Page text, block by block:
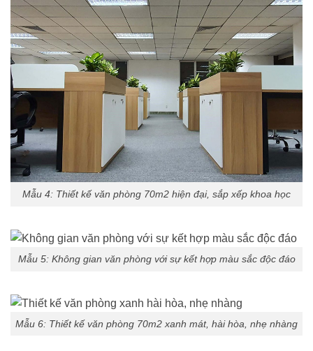
Mẫu 4: Thiết kế văn phòng 70m2 hiện đại, sắp xếp khoa học
Mẫu 5: Không gian văn phòng với sự kết hợp màu sắc độc đáo
Mẫu 6: Thiết kế văn phòng 70m2 xanh mát, hài hòa, nhẹ nhàng